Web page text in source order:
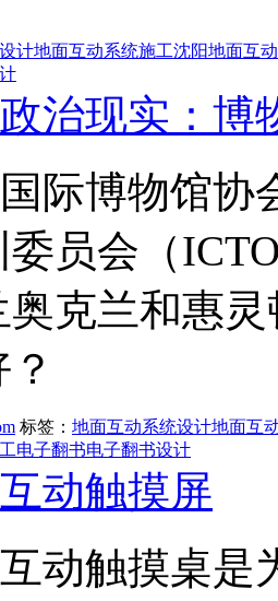
计地面互动系统施工沈阳地面互
政治现实：博
国际博物馆协
委员会（
克兰和惠
标签： 地面互动系统设计地面互
电子翻书电子翻书设计
互动触摸屏
互动触摸桌是